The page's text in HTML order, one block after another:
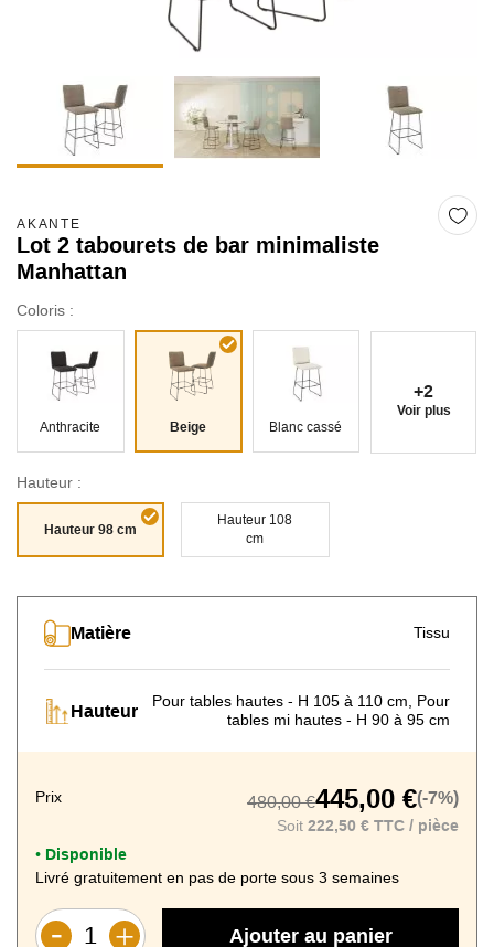
AKANTE
Lot 2 tabourets de bar minimaliste
Manhattan
Coloris :
Anthracite Beige Blanc cassé
Gris clair Terracotta
+2
Voir plus
Hauteur :
Hauteur 98 cm
Hauteur 108
cm
Matière Tissu
Hauteur
Pour tables hautes - H 105 à 110 cm, Pour
tables mi hautes - H 90 à 95 cm
Prix 480,00 €445,00 €(-7%)
Soit 222,50 € TTC / pièce
• Disponible
Livré gratuitement en pas de porte sous 3 semaines
Ajouter au panier